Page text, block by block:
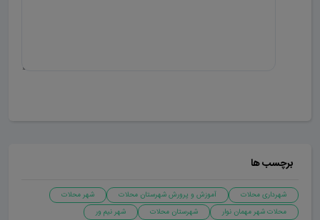
برچسب ها
شهرداری محلات آموزش و پرورش شهرستان محلات
شهر محلات
محلات شهر مهمان نوار
شهرستان محلات
شهر نیم ور